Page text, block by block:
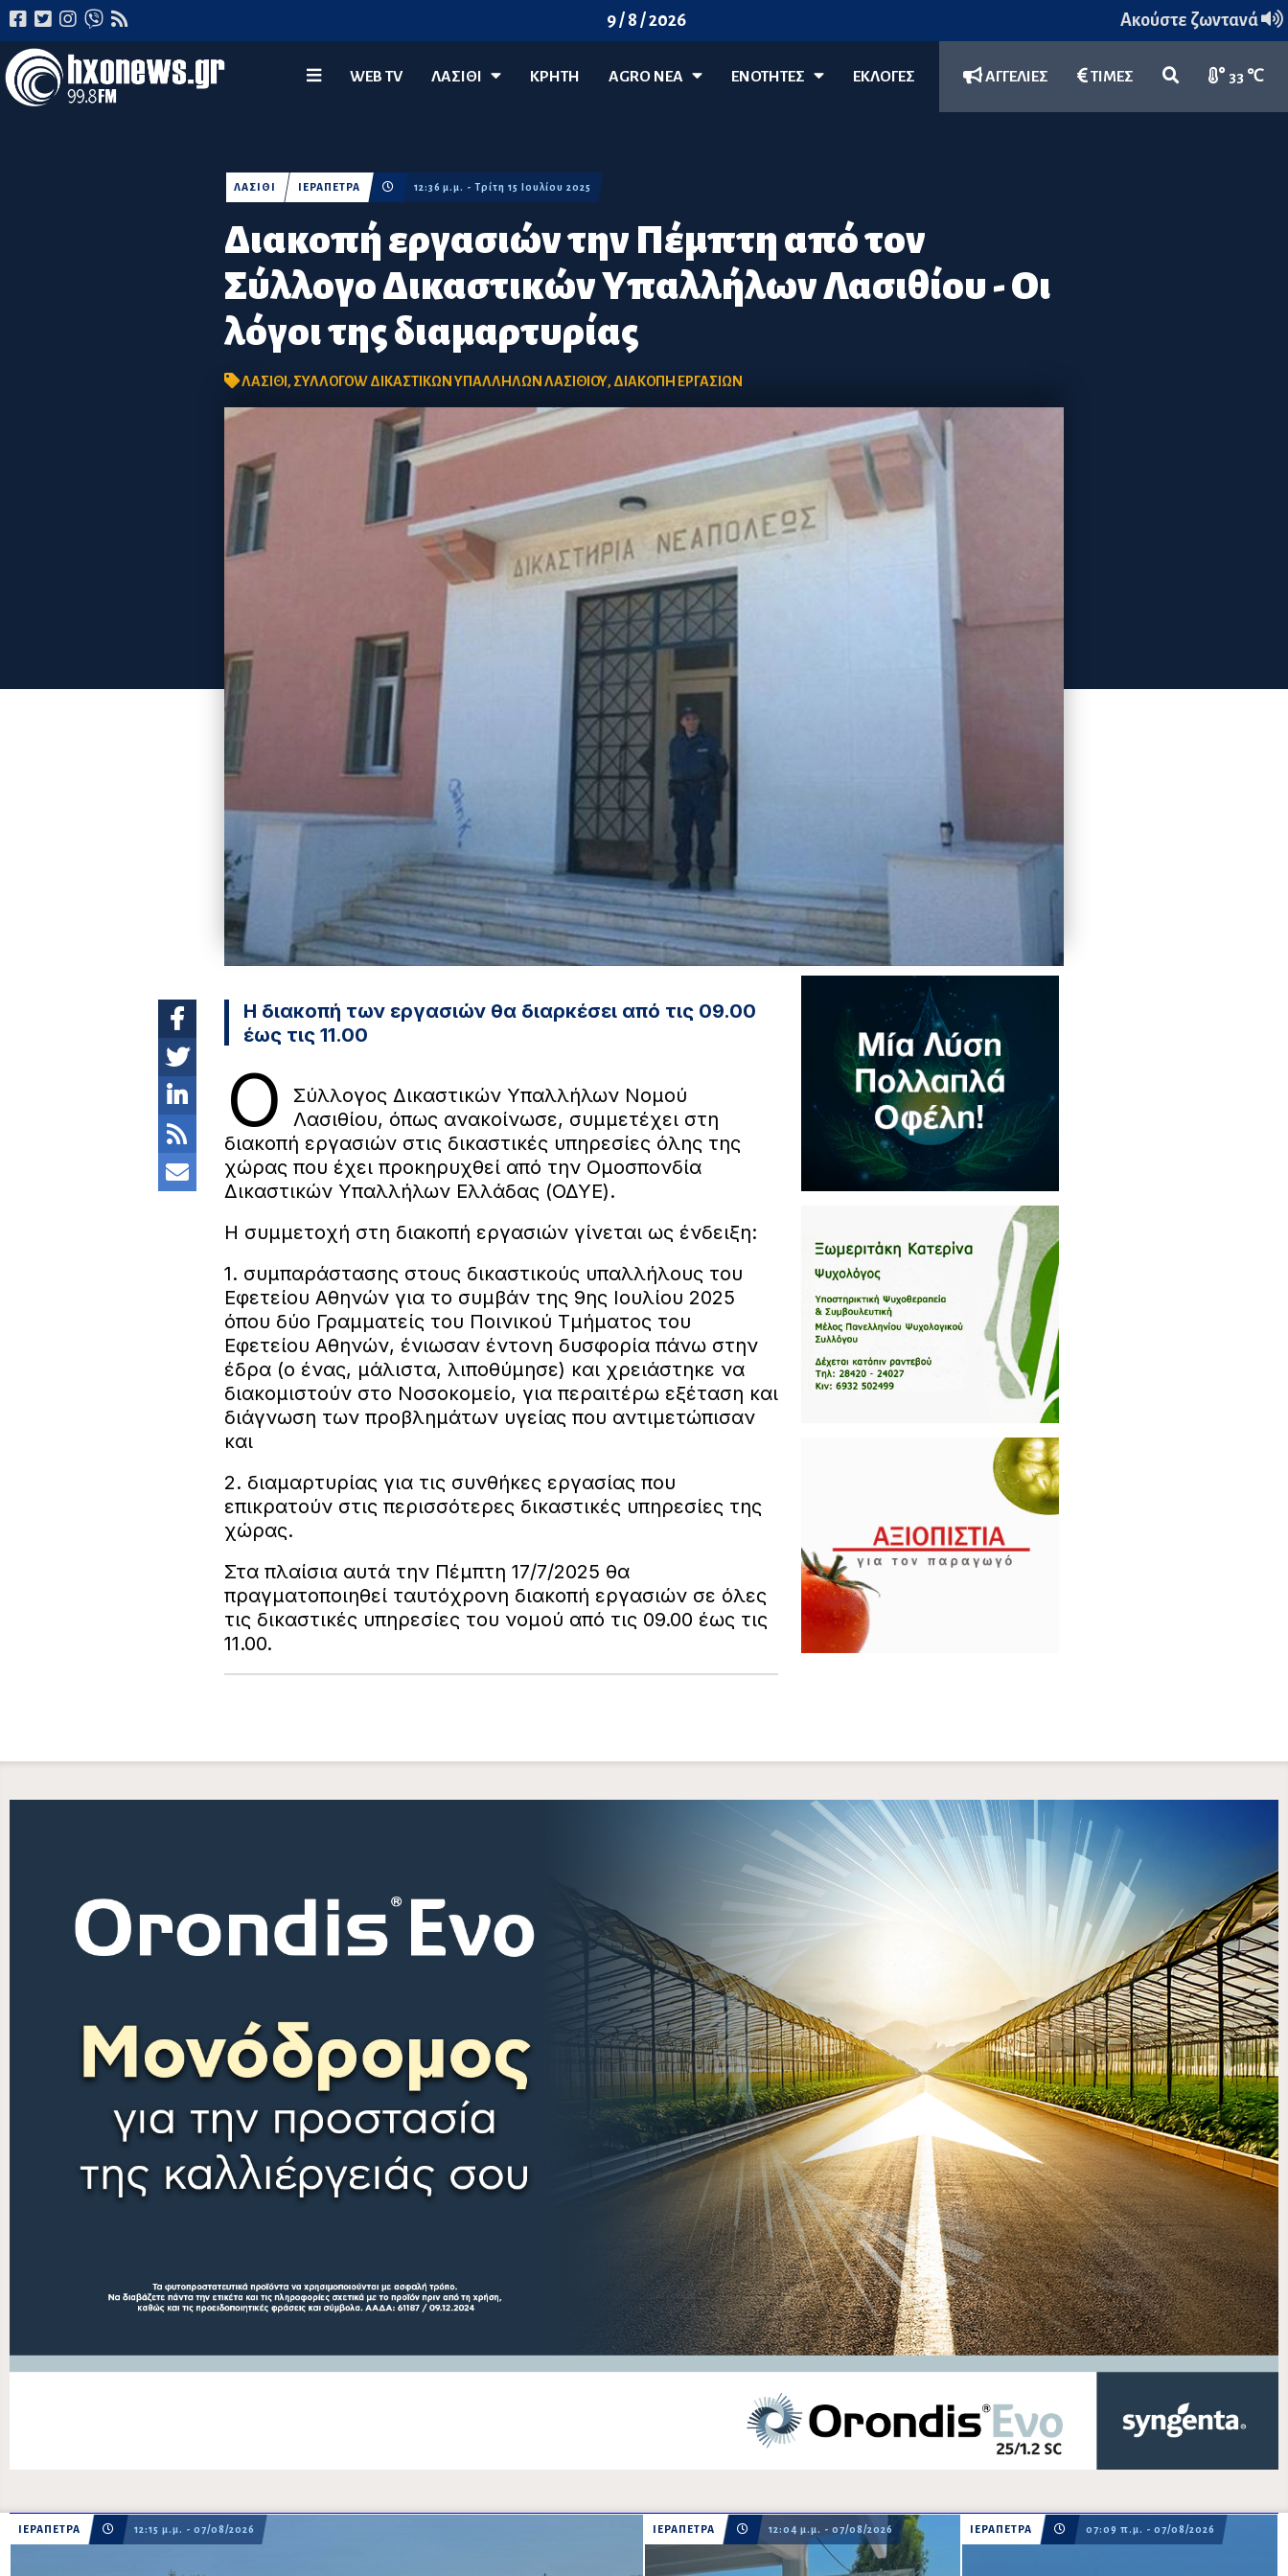
9 / 8 / 2026 Ακούστε ζωντανά
WEB TV ΛΑΣΊΘΙ ΚΡΗΤΗ AGRO ΝΈΑ ΕΝΟΤΗΤΕΣ ΕΚΛΟΓΕΣ ΑΓΓΕΛΙΕΣ ΤΙΜΕΣ 33 ℃
Διακοπή εργασιών την Πέμπτη από τον
Σύλλογο Δικαστικών Υπαλλήλων Λασιθίου - Οι
λόγοι της διαμαρτυρίας
ΛΑΣΙΘΙ ΙΕΡΑΠΕΤΡΑ 12:36 μ.μ. - Τρίτη 15 Ιουλίου 2025
ΛΑΣΙΘΙ , ΣΥΛΛΟΓΟW ΔΙΚΑΣΤΙΚΩΝ ΥΠΑΛΛΗΛΩΝ ΛΑΣΙΘΙΟΥ, ΔΙΑΚΟΠΗ ΕΡΓΑΣΙΩΝ
Η διακοπή των εργασιών θα διαρκέσει από τις 09.00
έως τις 11.00
Ο
Σύλλογος Δικαστικών Υπαλλήλων Νομού
Λασιθίου, όπως ανακοίνωσε, συμμετέχει στη
διακοπή εργασιών στις δικαστικές υπηρεσίες όλης της
χώρας που έχει προκηρυχθεί από την Ομοσπονδία
Δικαστικών Υπαλλήλων Ελλάδας (ΟΔΥΕ).
Η συμμετοχή στη διακοπή εργασιών γίνεται ως ένδειξη:
1. συμπαράστασης στους δικαστικούς υπαλλήλους του
Εφετείου Αθηνών για τo συμβάν της 9ης Ιουλίου 2025
όπου δύο Γραμματείς του Ποινικού Τμήματος του
Εφετείου Αθηνών, ένιωσαν έντονη δυσφορία πάνω στην
έδρα (ο ένας, μάλιστα, λιποθύμησε) και χρειάστηκε να
διακομιστούν στο Νοσοκομείο, για περαιτέρω εξέταση και
διάγνωση των προβλημάτων υγείας που αντιμετώπισαν
και
2. διαμαρτυρίας για τις συνθήκες εργασίας που
επικρατούν στις περισσότερες δικαστικές υπηρεσίες της
χώρας.
Στα πλαίσια αυτά την Πέμπτη 17/7/2025 θα
πραγματοποιηθεί ταυτόχρονη διακοπή εργασιών σε όλες
τις δικαστικές υπηρεσίες του νομού από τις 09.00 έως τις
11.00.
ΙΕΡΑΠΕΤΡΑ 12:15 μ.μ. - 07/08/2026 ΙΕΡΑΠΕΤΡΑ 12:04 μ.μ. - 07/08/2026 ΙΕΡΑΠΕΤΡΑ 07:09 π.μ. - 07/08/2026